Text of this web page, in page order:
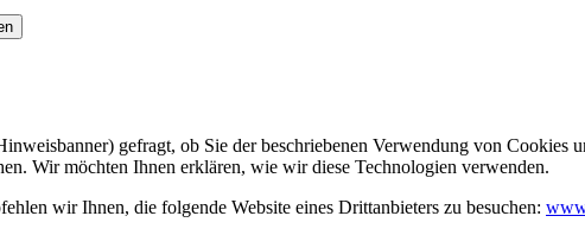
gefragt, ob Sie der beschriebenen Verwendung von Cookies
Wir möchten Ihnen erklären, wie wir diese Technologien verwenden.
wir Ihnen, die folgende Website eines Drittanbieters zu besuchen: